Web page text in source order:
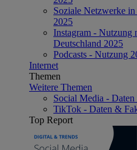
Soziale Netzwerke
2025
Instagram - Nutzung
Deutschland 2025
Podcasts - Nutzung
Internet
Themen
Weitere Themen
Social Media -
TikTok - Daten &
Top Report